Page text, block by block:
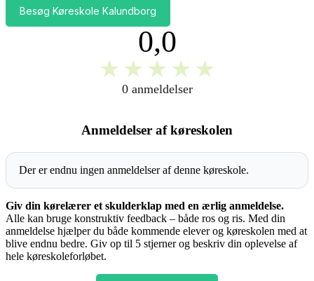
Besøg Køreskole Kalundborg
0,0
★ ★ ★ ★ ★
0 anmeldelser
Anmeldelser af køreskolen
Der er endnu ingen anmeldelser af denne køreskole.
Giv din kørelærer et skulderklap med en ærlig anmeldelse.
Alle kan bruge konstruktiv feedback – både ros og ris. Med din
anmeldelse hjælper du både kommende elever og køreskolen med at
blive endnu bedre. Giv op til 5 stjerner og beskriv din oplevelse af
hele køreskoleforløbet.